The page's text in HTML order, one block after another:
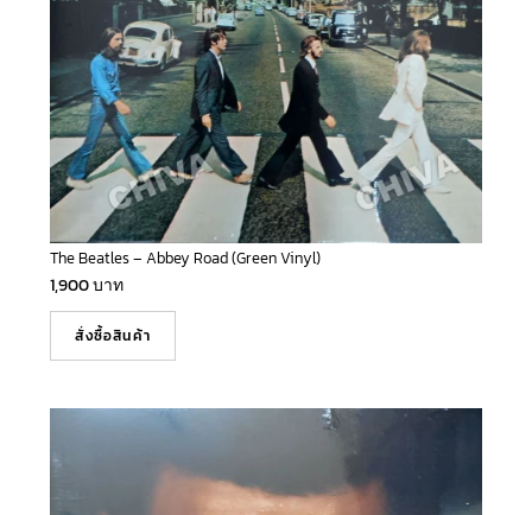
The Beatles – Abbey Road (Green Vinyl)
1,900บาท
สั่งซื้อสินค้า